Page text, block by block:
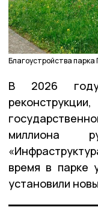
Благоустройства
В 2026
миллиона
время в парке
установили